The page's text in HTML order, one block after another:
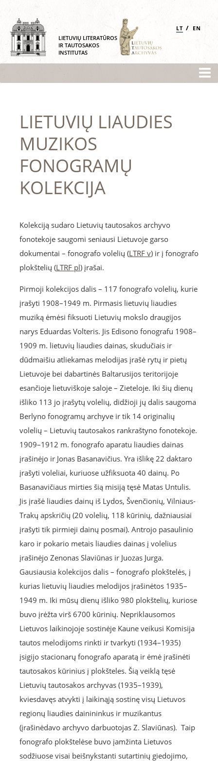
LIETUVIŲ LITERATŪROS
IR TAUTOSAKOS
INSTITUTAS
LT / EN
LIETUVIŲ LIAUDIES
MUZIKOS
FONOGRAMŲ
KOLEKCIJA
Kolekciją sudaro Lietuvių tautosakos archyvo
fonotekoje saugomi seniausi Lietuvoje garso
dokumentai – fonografo volelių (LTRF v) ir į fonografo
plokštelių (LTRF pl) įrašai.
Pirmoji kolekcijos dalis – 117 fonografo volelių, kurie
įrašyti 1908–1949 m. Pirmasis lietuvių liaudies
muziką ėmėsi fiksuoti Lietuvių mokslo draugijos
narys Eduardas Volteris. Jis Edisono fonografu 1908–
1909 m. lietuvių liaudies dainas, skudučiais ir
dūdmaišiu atliekamas melodijas įrašė rytų ir pietų
Lietuvoje bei dabartinės Baltarusijos teritorijoje
esančioje lietuviškoje saloje – Zieteloje. Iki šių dienų
išliko 113 jo įrašytų volelių, didžioji jų dalis saugoma
Berlyno fonogramų archyve ir tik 14 originalių
volelių – Lietuvių tautosakos rankraštyno fonotekoje.
1909–1912 m. fonografo aparatu liaudies dainas
įrašinėjo ir Jonas Basanavičius. Yra išlikę 22 daktaro
įrašyti voleliai, kuriuose užfiksuota 40 dainų. Po
Basanavičiaus mirties šią misiją tęsė Matas Untulis.
Jis įrašė liaudies dainų iš Lydos, Švenčionių, Vilniaus-
Trakų apskričių (20 volelių, 118 kūrinių, dažniausiai
įrašyti tik pirmieji dainų posmai). Antrojo pasaulinio
karo ir pokario metais liaudies dainas į volelius
įrašinėjo Zenonas Slaviūnas ir Juozas Jurga.
Gausiausia kolekcijos dalis – fonografo plokštelės, į
kurias lietuvių liaudies melodijos įrašinėtos 1935–
1949 m. Iki mūsų dienų išliko 980 plokštelių, kuriose
buvo įrėžta virš 6700 kūrinių. Nepriklausomos
Lietuvos laikinojoje sostinėje Kaune veikusi Komisija
tautos melodijoms rinkti ir tvarkyti (1934–1935)
įsigijo stacionarų fonografo aparatą ir ėmė įrašinėti
tautosakos kūrinius į plokšteles. Šią veiklą tęsė
Lietuvių tautosakos archyvas (1935–1939),
kviesdavęs atvykti į laikinąją sostinę visų Lietuvos
regionų liaudies dainininkus ir muzikantus
(įrašinėdavo archyvo darbuotojas Z. Slaviūnas). Taip
fonografo plokštelėse buvo įamžinta Lietuvos
sodžiuose visai beišnykstanti sutartinių giedojimo,